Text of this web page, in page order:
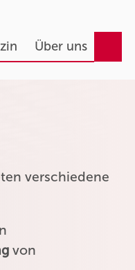
Über uns
verschiedene
von